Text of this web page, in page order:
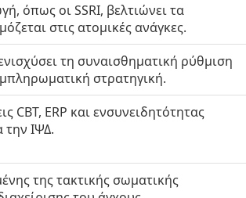
όπως οι SSRI, βελτιώνει τα
στις ατομικές ανάγκες.
τη συναισθηματική ρύθμιση
στρατηγική.
CBT, ERP και ενσυνειδητότητας
την ΙΨΔ.
της τακτικής σωματικής